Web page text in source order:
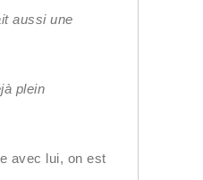
aussi une
plein
avec lui, on est